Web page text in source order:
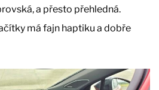
a přesto přehledná.
má fajn haptiku a dobře